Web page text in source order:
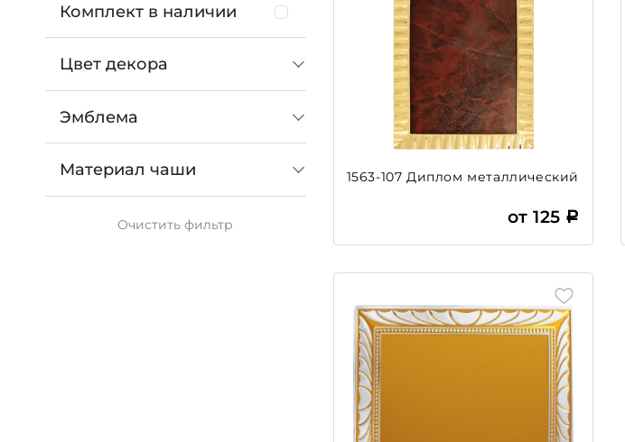
Комплект в наличии
Цвет декора
Эмблема
Материал чаши
Очиститьфильтр
1563-107 Диплом металлический
от 125